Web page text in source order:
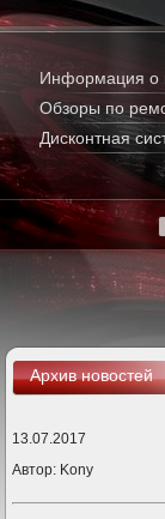
Информация о
Обзоры по
Дисконтная
Архив новостей
13.07.2017
Автор: Kony